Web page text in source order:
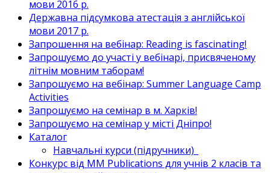
мови 2016 р.
Державна підсумкова атестація з англійської
мови 2017 р.
Запрошення на вебінар: Reading is fascinating!
Запрошуємо до участі у вебінарі, присвяченому
літнім мовним таборам!
Запрошуємо на вебінар: Summer Language Camp
Activities
Запрошуємо на семінар в м. Харків!
Запрошуємо на семінар у місті Дніпро!
Каталог
Навчальні курси (підручники)_
Конкурс від MM Publications для учнів 2 класів та